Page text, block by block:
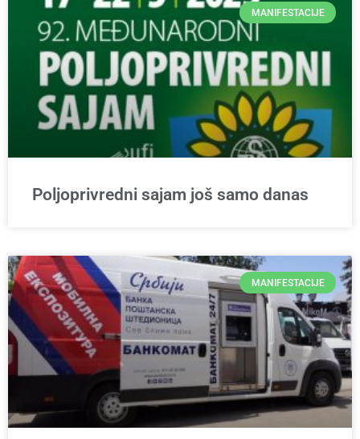
MANIFESTACIJE
Poljoprivredni sajam još samo danas
MANIFESTACIJE